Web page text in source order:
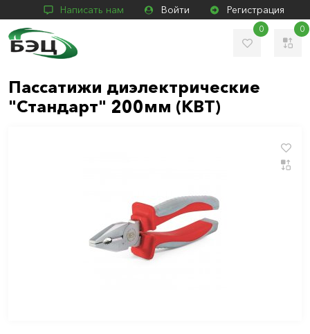
Написать нам Войти Регистрация
0 0
Пассатижи диэлектрические
"Стандарт" 200мм (КВТ)